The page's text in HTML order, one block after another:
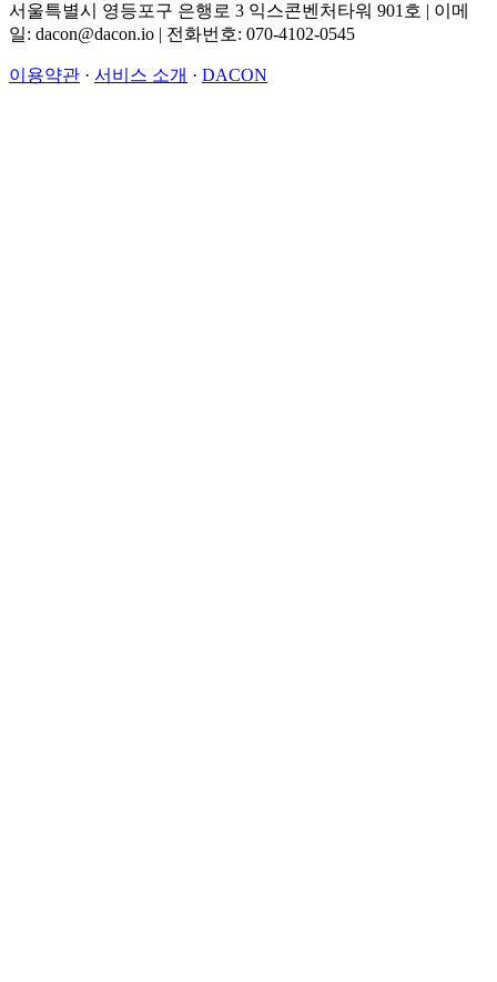
서울특별시 영등포구 은행로 3 익스콘벤처타워 901호 | 이메
일: dacon@dacon.io | 전화번호: 070-4102-0545
이용약관 · 서비스 소개 · DACON